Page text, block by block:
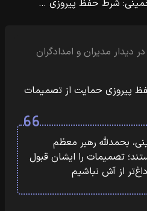
شرط حفظ پیروزی …
مدیران و امدادگران
حمایت از تصمیمات
بحمدلله رهبر معظم
تصمیمات را ایشان قبول
از آش نباشیم